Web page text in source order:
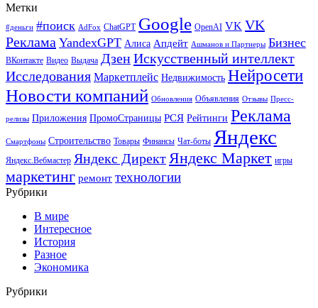
Метки
#деньги #поиск AdFox ChatGPT Google OpenAI VK VK
Реклама YandexGPT Алиса Апдейт Ашманов и Партнеры Бизнес
ВКонтакте Видео Выдача ДзенИскусственный интеллект
Исследования Маркетплейс Недвижимость Нейросети
Новости компаний Обновления Объявления Отзывы Пресс-
релизы Приложения ПромоСтраницы РСЯ Рейтинги Реклама
Смартфоны Строительство Товары Финансы Чат-боты Яндекс
Яндекс.Вебмастер Яндекс Директ Яндекс Маркет игры
маркетинг ремонт технологии
Рубрики
В мире
Интересное
История
Разное
Экономика
Рубрики